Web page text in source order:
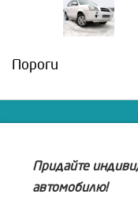
Пороги
Придайте
автомобилю!